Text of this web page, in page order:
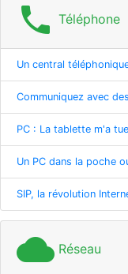
phone Téléphone
Un central
Communiquez avec
PC : La tablette m'a
Un PC dans la poche
SIP, la révolution
cloud Réseau